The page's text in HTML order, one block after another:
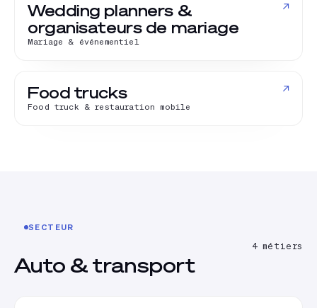
Wedding planners &
organisateurs de mariage
Mariage & événementiel
↗
Food trucks
Food truck & restauration mobile
↗
SECTEUR
Auto & transport
4 métiers